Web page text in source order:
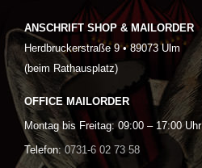
ANSCHRIFT SHOP & MAILORDER
Herdbruckerstraße 9 • 89073 Ulm
(beim Rathausplatz)
OFFICE MAILORDER
Montag bis Freitag: 09:00 – 17:00 Uhr
Telefon: 0731-6 02 73 58